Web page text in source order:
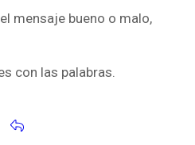
mensaje bueno o malo,
con las palabras.